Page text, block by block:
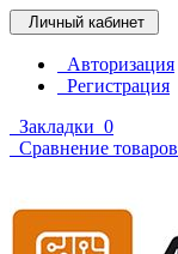
Личный кабинет
Авторизация
Регистрация
Закладки 0
Сравнение товаров